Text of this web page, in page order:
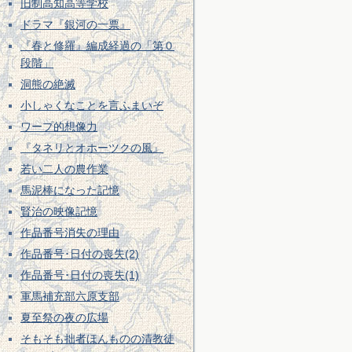
旧制高知高等学校
ドラマ『銀河の一票』
『春と修羅』編成経過の「第０
段階」
洞熊の絶滅
小しゃくなことを言ふまいぞ
ワープ的想像力
『タネリとオホーツクの風』
若い二人の農作業
馬泥棒になった記憶
賢治の映像記憶
作品番号消失の理由
作品番号･日付の喪失(2)
作品番号･日付の喪失(1)
軍馬補充部六原支部
夏至祭の夜の広場
そもそも拙者ほんものの清教徒